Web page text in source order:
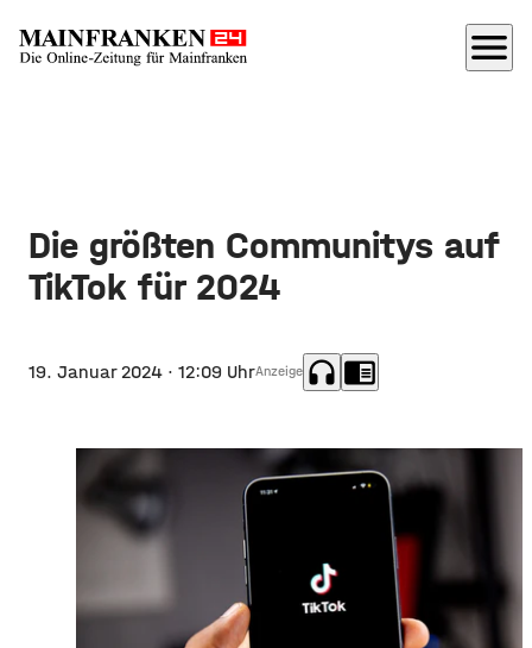
menu
Die größten Communitys auf
TikTok für 2024
19. Januar 2024 · 12:09 UhrAnzeige headphones chrome_reader_mode